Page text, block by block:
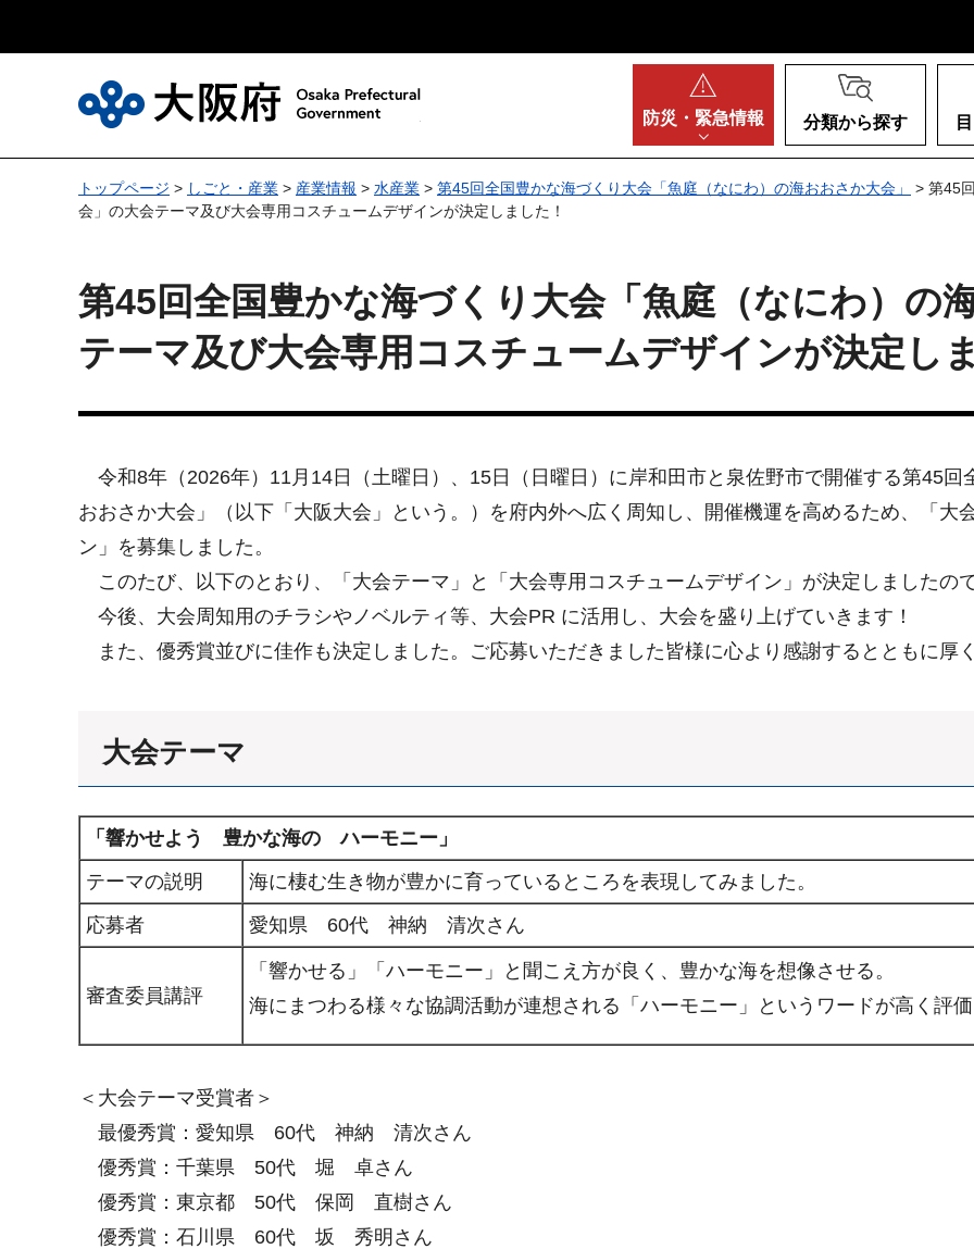
防災・ 緊急情報 分類から探す
トップページ > しごと・産業 > 産業情報 > 水産業 > 第45回全国豊かな海づくり大会「魚庭（なにわ）の海おおさか大会」
> 第45
会」の大会テーマ及び大会専用コスチュームデザインが決定しました！
第45回全国豊かな海づくり大会「魚庭（なにわ）の
テーマ及び大会専用コスチュームデザインが決定し
令和8年（2026年）11月14日（土曜日）、15日（日曜日）に岸和田市と泉佐野市で開催する第45回
おおさか大会」（以下「大阪大会」という。）を府内外へ広く周知し、開催機運を高めるため、「大
ン」を募集しました。
このたび、以下のとおり、「大会テーマ」と「大会専用コスチュームデザイン」が決定しましたの
今後、大会周知用のチラシやノベルティ等、大会PR に活用し、大会を盛り上げていきます！
また、優秀賞並びに佳作も決定しました。ご応募いただきました皆様に心より感謝するとともに厚
大会テーマ
「響かせよう 豊かな海の ハーモニー」
テーマの説明
海に棲む生き物が豊かに育っているところを表現してみました。
応募者
愛知県 60代 神納 清次さん
審査委員講評
「響かせる」「ハーモニー」と聞こえ方が良く、豊かな海を想像させる。
海にまつわる様々な協調活動が連想される「ハーモニー」というワードが高く評
＜大会テーマ受賞者＞
最優秀賞：愛知県 60代 神納 清次さん
優秀賞：千葉県 50代 堀 卓さん
優秀賞：東京都 50代 保岡 直樹さん
優秀賞：石川県 60代 坂 秀明さん